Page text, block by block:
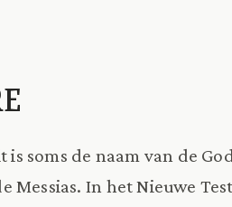
is soms de naam van de
Messias. In het Nieuwe